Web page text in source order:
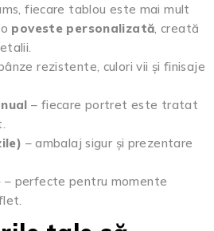
fiecare tablou este mai mult
poveste personalizată, creată
rezistente, culori vii și finisaje
– fiecare portret este tratat
– ambalaj sigur și prezentare
– perfecte pentru momente